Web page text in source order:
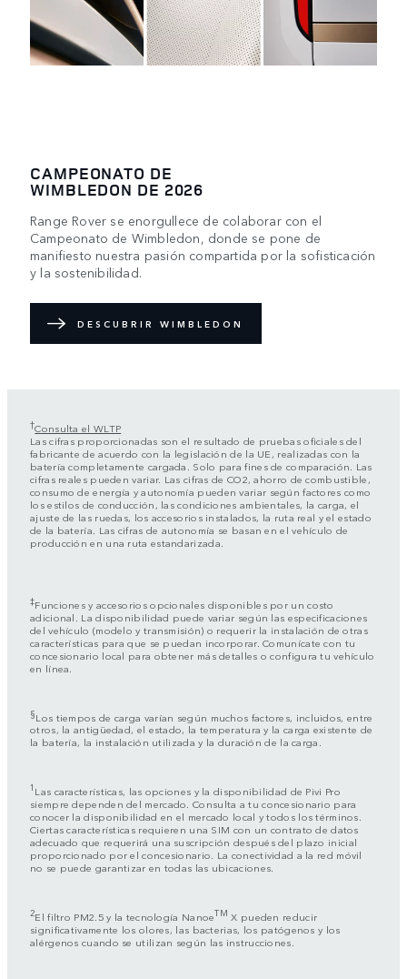
CAMPEONATO DE
WIMBLEDON DE 2026
Range Rover se enorgullece de colaborar con el
Campeonato de Wimbledon, donde se pone de
manifiesto nuestra pasión compartida por la sofisticación
y la sostenibilidad.
DESCUBRIR WIMBLEDON
†Consulta el WLTP
Las cifras proporcionadas son el resultado de pruebas oficiales del
fabricante de acuerdo con la legislación de la UE, realizadas con la
batería completamente cargada. Solo para fines de comparación. Las
cifras reales pueden variar. Las cifras de CO2, ahorro de combustible,
consumo de energía y autonomía pueden variar según factores como
los estilos de conducción, las condiciones ambientales, la carga, el
ajuste de las ruedas, los accesorios instalados, la ruta real y el estado
de la batería. Las cifras de autonomía se basan en el vehículo de
producción en una ruta estandarizada.
‡Funciones y accesorios opcionales disponibles por un costo
adicional. La disponibilidad puede variar según las especificaciones
del vehículo (modelo y transmisión) o requerir la instalación de otras
características para que se puedan incorporar. Comunícate con tu
concesionario local para obtener más detalles o configura tu vehículo
en línea.
§Los tiempos de carga varían según muchos factores, incluidos, entre
otros, la antigüedad, el estado, la temperatura y la carga existente de
la batería, la instalación utilizada y la duración de la carga.
1 Las características, las opciones y la disponibilidad de Pivi Pro
siempre dependen del mercado. Consulta a tu concesionario para
conocer la disponibilidad en el mercado local y todos los términos.
Ciertas características requieren una SIM con un contrato de datos
adecuado que requerirá una suscripción después del plazo inicial
proporcionado por el concesionario. La conectividad a la red móvil
no se puede garantizar en todas las ubicaciones.
2El filtro PM2.5 y la tecnología NanoeTM X pueden reducir
significativamente los olores, las bacterias, los patógenos y los
alérgenos cuando se utilizan según las instrucciones.